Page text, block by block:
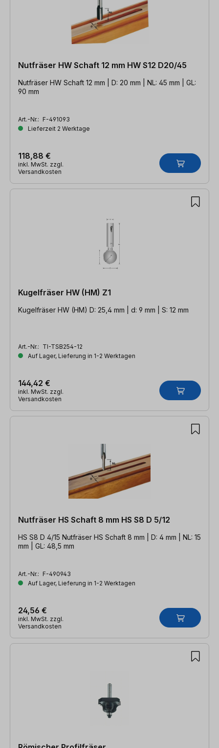
Nutfräser HW Schaft 12 mm HW S12 D20/45
Nutfräser HW Schaft 12 mm | D: 20 mm | NL: 45 mm | GL:
90 mm
Art.-Nr.: F-491093
Lieferzeit 2 Werktage
118,88 €
inkl. MwSt. zzgl.
Versandkosten
Kugelfräser HW (HM) Z1
Kugelfräser HW (HM) D: 25,4 mm | d: 9 mm | S: 12 mm
Art.-Nr.: TI-TSB254-12
Auf Lager, Lieferung in 1-2 Werktagen
144,42 €
inkl. MwSt. zzgl.
Versandkosten
Nutfräser HS Schaft 8 mm HS S8 D 5/12
HS S8 D 4/15 Nutfräser HS Schaft 8 mm | D: 4 mm | NL: 15
mm | GL: 48,5 mm
Art.-Nr.: F-490943
Auf Lager, Lieferung in 1-2 Werktagen
24,56 €
inkl. MwSt. zzgl.
Versandkosten